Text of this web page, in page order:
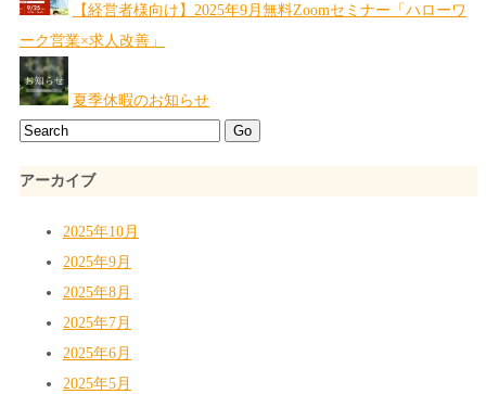
【経営者様向け】2025年9月無料Zoomセミナー「ハローワ
ーク営業×求人改善」
夏季休暇のお知らせ
アーカイブ
2025年10月
2025年9月
2025年8月
2025年7月
2025年6月
2025年5月